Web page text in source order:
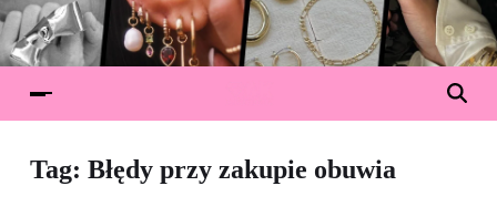
Tag: Błędy przy zakupie obuwia